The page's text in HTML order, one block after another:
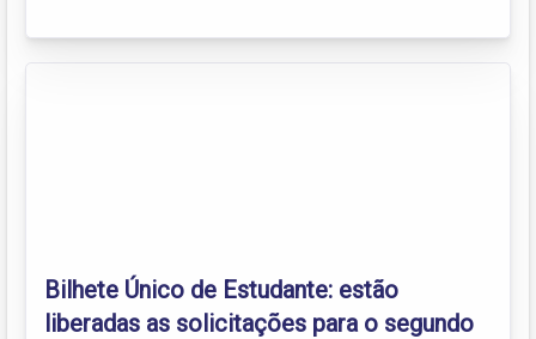
Bilhete Único de Estudante: estão
liberadas as solicitações para o segundo